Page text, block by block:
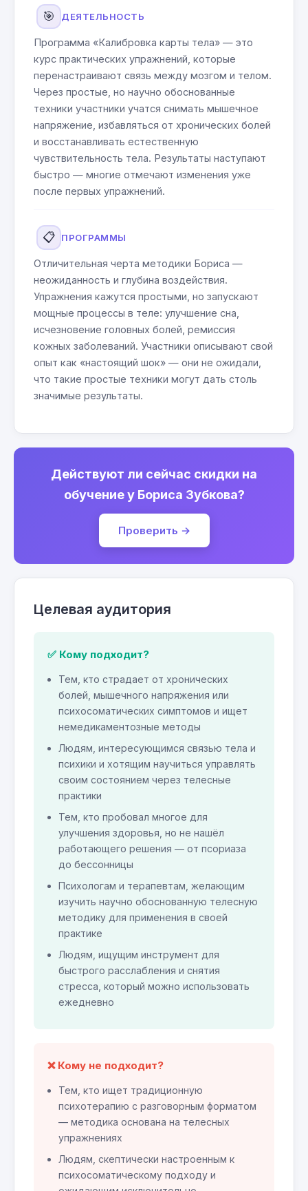
🎯 ДЕЯТЕЛЬНОСТЬ
Программа «Калибровка карты тела» — это
курс практических упражнений, которые
перенастраивают связь между мозгом и телом.
Через простые, но научно обоснованные
техники участники учатся снимать мышечное
напряжение, избавляться от хронических болей
и восстанавливать естественную
чувствительность тела. Результаты наступают
быстро — многие отмечают изменения уже
после первых упражнений.
📋 ПРОГРАММЫ
Отличительная черта методики Бориса —
неожиданность и глубина воздействия.
Упражнения кажутся простыми, но запускают
мощные процессы в теле: улучшение сна,
исчезновение головных болей, ремиссия
кожных заболеваний. Участники описывают свой
опыт как «настоящий шок» — они не ожидали,
что такие простые техники могут дать столь
значимые результаты.
Действуют ли сейчас скидки на
обучение у Бориса Зубкова?
Проверить →
Целевая аудитория
✅ Кому подходит?
Тем, кто страдает от хронических
болей, мышечного напряжения или
психосоматических симптомов и ищет
немедикаментозные методы
Людям, интересующимся связью тела и
психики и хотящим научиться управлять
своим состоянием через телесные
практики
Тем, кто пробовал многое для
улучшения здоровья, но не нашёл
работающего решения — от псориаза
до бессонницы
Психологам и терапевтам, желающим
изучить научно обоснованную телесную
методику для применения в своей
практике
Людям, ищущим инструмент для
быстрого расслабления и снятия
стресса, который можно использовать
ежедневно
❌ Кому не подходит?
Тем, кто ищет традиционную
психотерапию с разговорным форматом
— методика основана на телесных
упражнениях
Людям, скептически настроенным к
психосоматическому подходу и